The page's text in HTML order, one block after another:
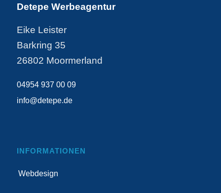
Detepe Werbeagentur
Eike Leister
Barkring 35
26802 Moormerland
04954 937 00 09
info@detepe.de
INFORMATIONEN
Webdesign